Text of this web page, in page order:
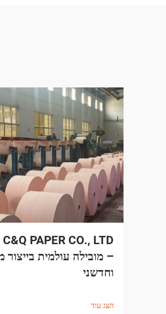
– מובילה עולמית בייצור
וחדשני
הצג עוד